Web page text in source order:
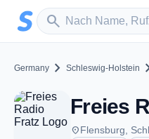
Zum Hauptinhalt springen
search
Sender suchen
Germany chevron_right Schleswig-Holstein
placeFlensburg,